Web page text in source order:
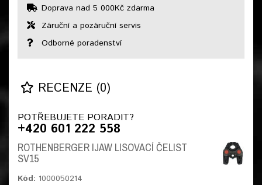
Doprava nad 5 000Kč zdarma
Záruční a pozáruční servis
Odborné poradenství
RECENZE (0)
POTŘEBUJETE PORADIT?
+420 601 222 558
ROTHENBERGER IJAW LISOVACÍ ČELIST
SV15
Kód: 1000050214